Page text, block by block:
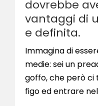
dovrebbe
vantaggi di
e definita.
Immagina di
medie: sei un
goffo, che però ci
figo ed entrare nel